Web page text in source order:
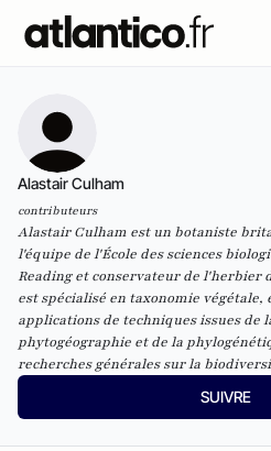
Alastair Culham
contributeurs
Alastair Culham est un botaniste
l'équipe de l'École des sciences
Reading et conservateur de l'herbier
est spécialisé en taxonomie
applications de techniques issues de
phytogéographie et de la
recherches générales sur la
SUIVRE